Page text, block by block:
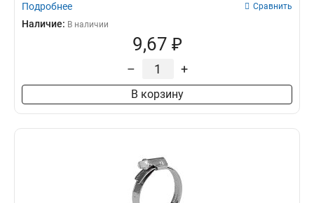
Подробнее Сравнить
Наличие: В наличии
9,67 ₽
– +
В корзину